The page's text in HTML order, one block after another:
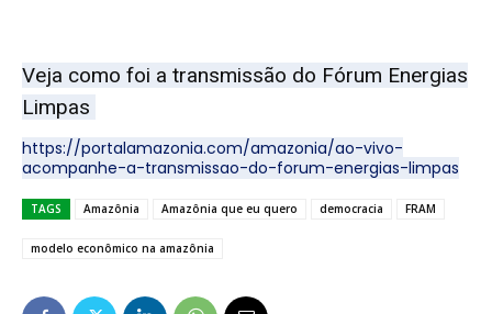
Veja como foi a transmissão do Fórum Energias
Limpas
https://portalamazonia.com/amazonia/ao-vivo-
acompanhe-a-transmissao-do-forum-energias-limpas
TAGS Amazônia Amazônia que eu quero democracia FRAM
modelo econômico na amazônia